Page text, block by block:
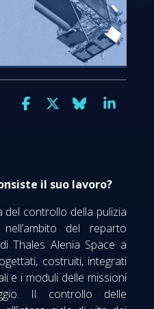
il suo lavoro?
del controllo della pulizia
del reparto
Thales Alenia Space a
costruiti, integrati
e i moduli delle missioni
Il controllo delle